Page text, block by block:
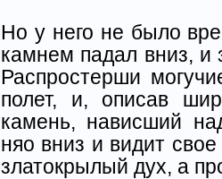
Но у него не было
камнем падал вниз, и
Распростерши
полет, и, описав
камень, нависший
няо вниз и видит
златокрылый дух, а